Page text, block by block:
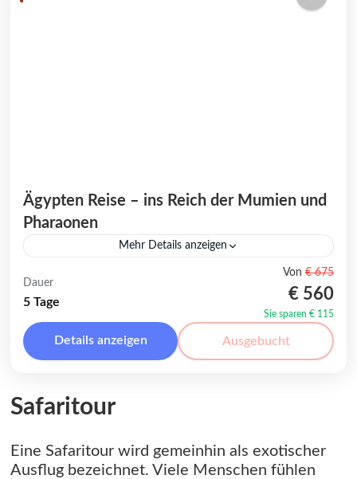
Ägypten Reise – ins Reich der Mumien und
Pharaonen
Mehr Details anzeigen
Die faszinierende Ägypten Reise entführt
Abenteurern in das mystische Reich der
Mumien und Pharaonen. Schon in der
Antike zog das...
Orient,Ägypten,Alexandria
Kairo
Leicht
Dauer
5 Tage
Von € 675
€ 560
Sie sparen € 115
Details anzeigen Ausgebucht
Safaritour
Eine Safaritour wird gemeinhin als exotischer
Ausflug bezeichnet. Viele Menschen fühlen